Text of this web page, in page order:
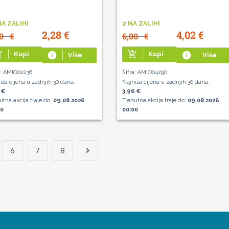
ZALIHI
€ 2,28€
Kupi info Više
AMIO02236
cijena u zadnjih 30 dana:
€
akcija traje do: 09.08.2026
2 NA ZALIHI
6,00€ 4,02€
add_shopping_cart Kupi info Više
Šifra: AMIO04290
Najniža cijena u zadnjih 30 dana:
3,96 €
Trenutna akcija traje do: 09.08.2026
00:00
6 7 8